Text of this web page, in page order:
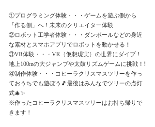
①プログラミング体験・・・ゲームを遊ぶ側から
「作る側」へ！未来のクリエイター体験
②ロボット工学者体験・・・ダンボールなどの身近
な素材とスマホアプリでロボットを動かせる！
③VR体験・・・VR（仮想現実）の世界にダイブ！
地上100mの大ジャンプや太鼓リズムゲームに挑戦！!
④制作体験・・・コヒーラクリスマスツリーを作っ
ておうちでも遊ぼう🎵最後はみんなでツリーの点灯
式🎄✨
※作ったコヒーラクリスマスツリーはお持ち帰りで
きます！